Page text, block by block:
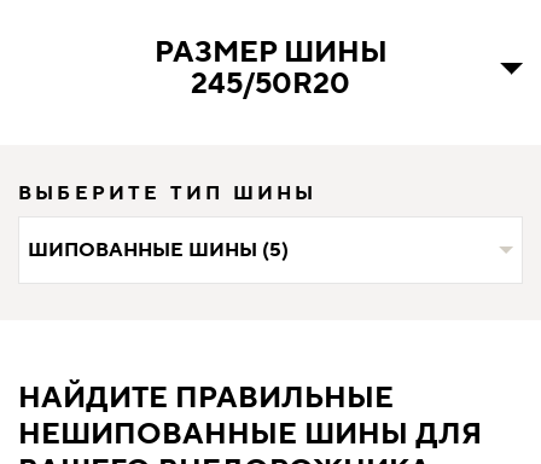
РАЗМЕР ШИНЫ
245/50R20
ВЫБЕРИТЕ ТИП ШИНЫ
ШИПОВАННЫЕ ШИНЫ (5)
НАЙДИТЕ ПРАВИЛЬНЫЕ
НЕШИПОВАННЫЕ ШИНЫ ДЛЯ